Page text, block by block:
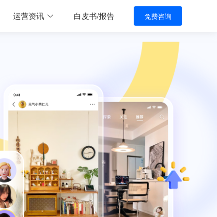
运营资讯 白皮书/报告 免费咨询